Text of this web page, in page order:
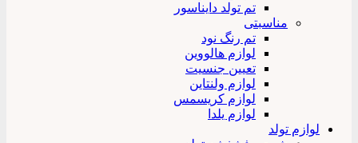
تم تولد دایناسور
مناسبتی
تم رنگ نود
لوازم هالووین
تعیین جنسیت
لوازم ولنتاین
لوازم کریسمس
لوازم یلدا
لوازم تولد